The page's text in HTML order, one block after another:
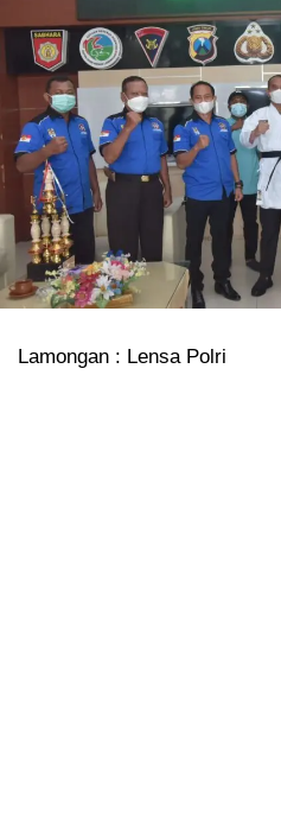
Lamongan : Lensa Polri